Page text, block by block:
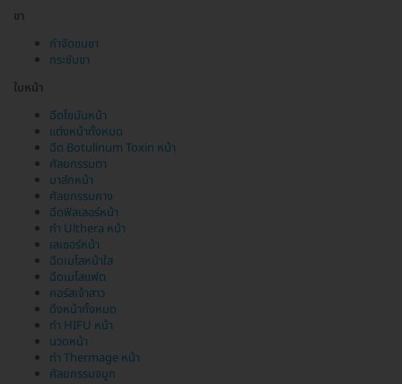
ขา
กำจัดขนขา
กระชับขา
ใบหน้า
ฉีดไขมันหน้า
แต่งหน้าทั้งหมด
ฉีด Botulinum Toxin หน้า
ศัลยกรรมตา
มาส์กหน้า
ศัลยกรรมคาง
ฉีดฟิลเลอร์หน้า
ทำ Ulthera หน้า
เลเซอร์หน้า
ฉีดเมโสหน้าใส
ฉีดเมโสแฟต
คอร์สเจ้าสาว
ดึงหน้าทั้งหมด
ทำ HIFU หน้า
นวดหน้า
ทำ Thermage หน้า
ศัลยกรรมจมูก